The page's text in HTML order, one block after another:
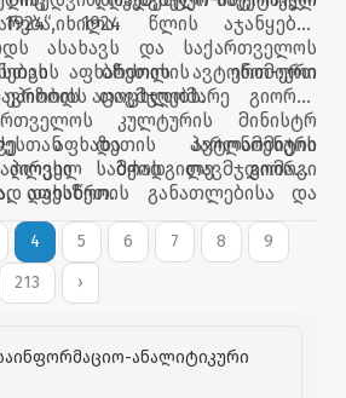
ანალიტიკური
იხილა.
1924 წლის აჯანყების
ასახავს და საქართველოს
ბრძოლის ერთ-ერთ
ეპიზოდს აცოცხლებს.
აფხაზეთის ავტონომიური
თავმჯდომარე გიორგი
კულტურის მინისტრ
და პარლამენტის
პირველ მოადგილე გიორგი
დაესწრო.
აფხაზეთის ავტონომიური
საბჭოს თავმჯდომარე
აფხაზეთის განათლებისა და
გიორგი ძაძამია, აფხაზეთის
უმაღლესი საბჭოს წევრები,
წარმომადგენლები და
ესწრებოდა.
4 5 6 7 8
9
213 ›